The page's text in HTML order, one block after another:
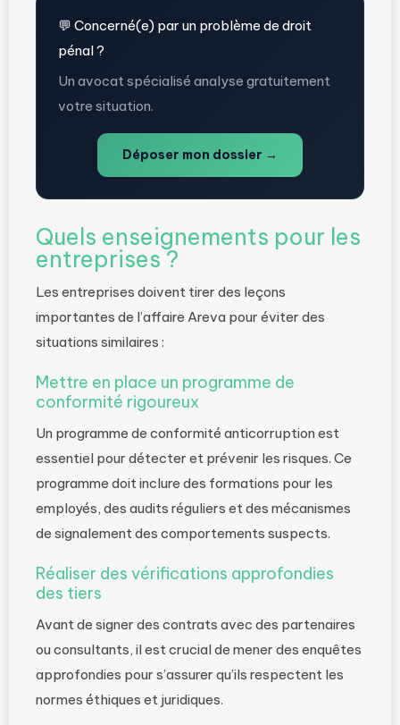
💬 Concerné(e) par un problème de droit
pénal ?
Un avocat spécialisé analyse gratuitement
votre situation.
Déposer mon dossier →
Quels enseignements pour les
entreprises ?
Les entreprises doivent tirer des leçons
importantes de l’affaire Areva pour éviter des
situations similaires :
Mettre en place un programme de
conformité rigoureux
Un programme de conformité anticorruption est
essentiel pour détecter et prévenir les risques. Ce
programme doit inclure des formations pour les
employés, des audits réguliers et des mécanismes
de signalement des comportements suspects.
Réaliser des vérifications approfondies
des tiers
Avant de signer des contrats avec des partenaires
ou consultants, il est crucial de mener des enquêtes
approfondies pour s’assurer qu’ils respectent les
normes éthiques et juridiques.